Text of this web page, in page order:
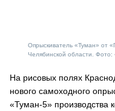
Опрыскиватель «Туман» от
Челябинской области. Фото:
На рисовых полях
нового самоходного
«Туман-5» производства